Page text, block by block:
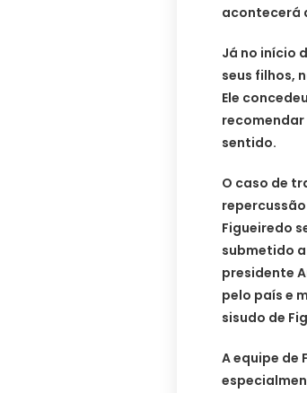
acontecerá
Já no início
seus filhos,
Ele
sentido.
O caso de
Figueiredo
submetido
presidente
pelo país e
sisudo de
A equipe de